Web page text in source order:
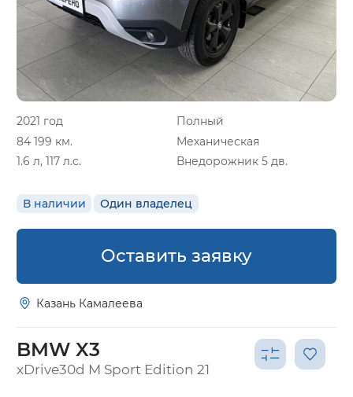
2021 год
Полный
84 199 км.
Механическая
1.6 л, 117 л.с.
Внедорожник 5 дв.
В наличии Один владелец
Оставить заявку
Казань Камалеева
BMW X3
xDrive30d M Sport Edition 21